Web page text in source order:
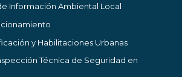
Información Ambiental Local
y Habilitaciones Urbanas
Técnica de Seguridad en